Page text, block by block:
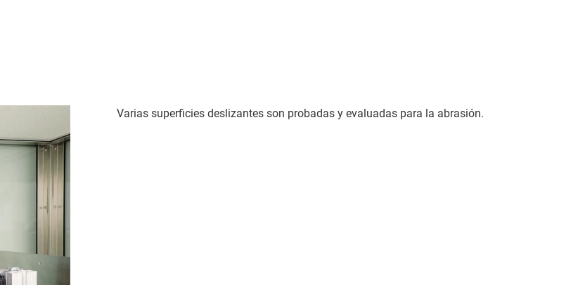
Varias superficies deslizantes son probadas y evaluadas para la abrasión.